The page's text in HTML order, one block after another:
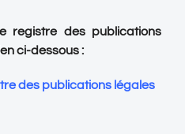
registre des publications
ci-dessous :
des publications légales